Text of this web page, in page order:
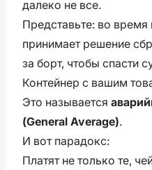
далеко не все.
Представьте: во
принимает решение
за борт, чтобы спасти
Контейнер с вашим
Это называется
(General Average).
И вот парадокс:
Платят не только те,